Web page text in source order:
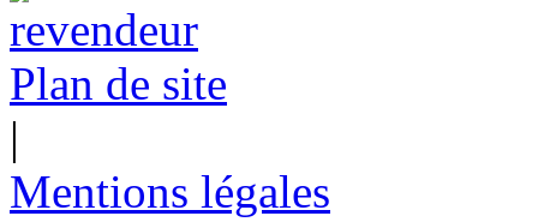
Plan de site
|
Mentions légales